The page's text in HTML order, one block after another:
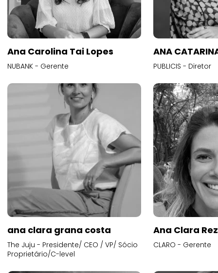
Ana Carolina Tai Lopes
NUBANK - Gerente
ANA
PUBLICIS - Diretor
ana clara grana costa
The Juju - Presidente/ CEO / VP/ Sócio
Proprietário/C-level
Ana Clara
CLARO - Gerente